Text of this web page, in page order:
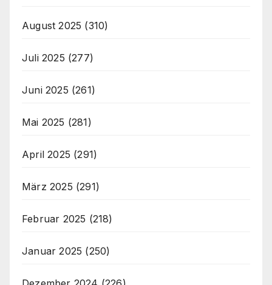
August 2025 (310)
Juli 2025 (277)
Juni 2025 (261)
Mai 2025 (281)
April 2025 (291)
März 2025 (291)
Februar 2025 (218)
Januar 2025 (250)